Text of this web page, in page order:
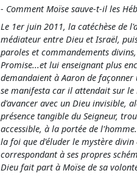
- Comment Moïse sauve-t-il les
Le 1er juin 2011, la catéchèse de
médiateur entre Dieu et Israël,
paroles et commandements
Promise...et lui enseignant plus
demandaient à Aaron de
se manifesta car il attendait sur le
d'avancer avec un Dieu invisible,
présence tangible du Seigneur,
accessible, à la portée de
la foi que d'éluder le mystère
correspondant à ses propres
Dieu fait part à Moïse de sa